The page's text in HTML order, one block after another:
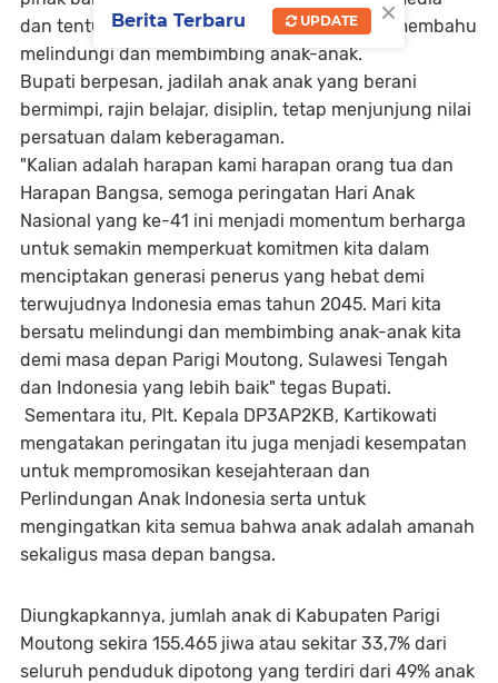
dan tentunya Pemerintah untuk terus bahu-membahu
melindungi dan membimbing anak-anak.
Bupati berpesan, jadilah anak anak yang berani
bermimpi, rajin belajar, disiplin, tetap menjunjung nilai
persatuan dalam keberagaman.
"Kalian adalah harapan kami harapan orang tua dan
Harapan Bangsa, semoga peringatan Hari Anak
Nasional yang ke-41 ini menjadi momentum berharga
untuk semakin memperkuat komitmen kita dalam
menciptakan generasi penerus yang hebat demi
terwujudnya Indonesia emas tahun 2045. Mari kita
bersatu melindungi dan membimbing anak-anak kita
demi masa depan Parigi Moutong, Sulawesi Tengah
dan Indonesia yang lebih baik" tegas Bupati.
Sementara itu, Plt. Kepala DP3AP2KB, Kartikowati
mengatakan peringatan itu juga menjadi kesempatan
untuk mempromosikan kesejahteraan dan
Perlindungan Anak Indonesia serta untuk
mengingatkan kita semua bahwa anak adalah amanah
sekaligus masa depan bangsa.
Diungkapkannya, jumlah anak di Kabupaten Parigi
Moutong sekira 155.465 jiwa atau sekitar 33,7% dari
seluruh penduduk dipotong yang terdiri dari 49% anak
×
Berita Terbaru UPDATE